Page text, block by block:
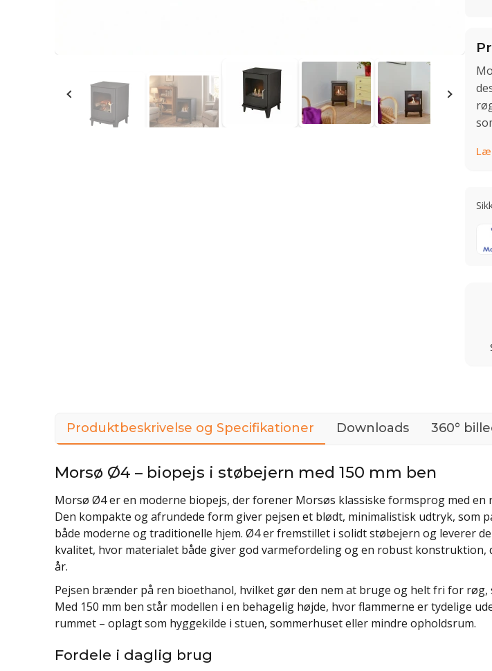
Produktbeskrivelse og Specifikationer Downloads 360°
Morsø Ø4 – biopejs i støbejern med 150 mm ben
Morsø Ø4 er en moderne biopejs, der forener Morsøs klassiske formsprog med en
Den kompakte og afrundede form giver pejsen et blødt, minimalistisk udtryk, som
både moderne og traditionelle hjem. Ø4 er fremstillet i solidt støbejern og leverer
kvalitet, hvor materialet både giver god varmefordeling og en robust konstruktion,
år.
Pejsen brænder på ren bioethanol, hvilket gør den nem at bruge og helt fri for røg,
Med 150 mm ben står modellen i en behagelig højde, hvor flammerne er tydelige
rummet – oplagt som hyggekilde i stuen, sommerhuset eller mindre opholdsrum.
Fordele i daglig brug